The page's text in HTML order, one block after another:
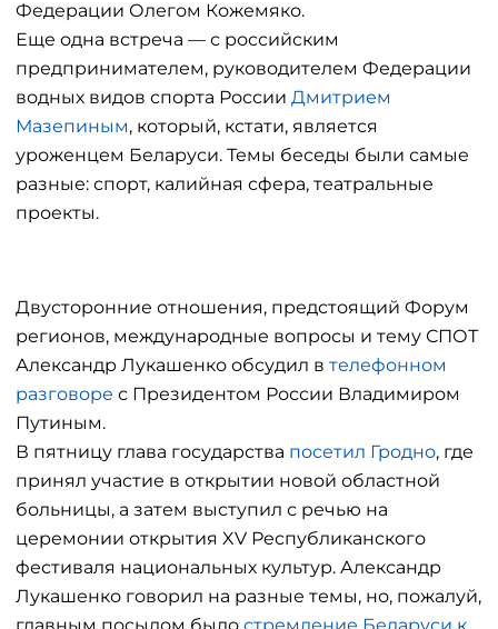
Федерации Олегом Кожемяко.
Еще одна встреча — с российским
предпринимателем, руководителем Федерации
водных видов спорта России Дмитрием
Мазепиным, который, кстати, является
уроженцем Беларуси. Темы беседы были самые
разные: спорт, калийная сфера, театральные
проекты.
Двусторонние отношения, предстоящий Форум
регионов, международные вопросы и тему СПОТ
Александр Лукашенко обсудил в телефонном
разговоре с Президентом России Владимиром
Путиным.
В пятницу глава государства посетил Гродно, где
принял участие в открытии новой областной
больницы, а затем выступил с речью на
церемонии открытия XV Республиканского
фестиваля национальных культур. Александр
Лукашенко говорил на разные темы, но, пожалуй,
главным посылом было стремление Беларуси к